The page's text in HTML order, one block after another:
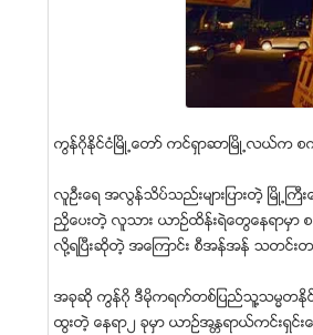
ကြန္ဂုိႏုိင္ငံၿမိဳ႕ေတာ္ ကင္ရွာဆာၿမိဳ႕လယ္က
လူဦးေရ အလြန္သိပ္သည္းမ်ားျပားတဲ့ ၿမိဳ႕ႀ
ညွိေပးတဲ့ လူသား ယာဥ္ထိန္းရဲေတြေနရာမွာ
လုိ႔ရၿပီးဆုိတဲ့ အေၾကာင္း စီအန္အန္ သတင္း
အခုဆုိ ကြန္ဂုိ ဒီမုိကရက္တစ္ျပည္သူ႔သမၼတႏုိင္ငံ
ထြးတဲ့ ေနရာ၂ ခုမွာ ယာဥ္အႏၱရာယ္ကင္းရွင္